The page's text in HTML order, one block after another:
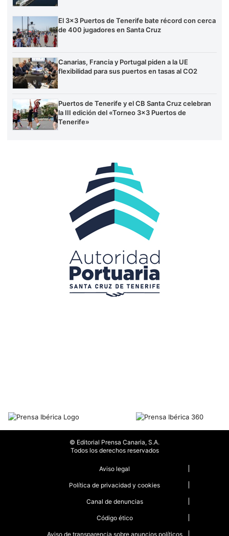
El 3×3 Puertos de Tenerife bate récord con cerca
de 400 jugadores en Santa Cruz
Canarias, Francia y Portugal piden a la UE
flexibilidad para sus puertos en tasas al CO2
Puertos de Tenerife y el CB Santa Cruz celebran
la III edición del «Torneo 3×3 Puertos de
Tenerife»
© Editorial Prensa Canaria, S.A.
Todos los derechos reservados
Aviso legal
Política de privacidad y cookies
Canal de denuncias
Código ético
Aviso de transparencia sobre anuncios políticos